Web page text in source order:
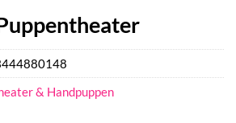
& Handpuppen